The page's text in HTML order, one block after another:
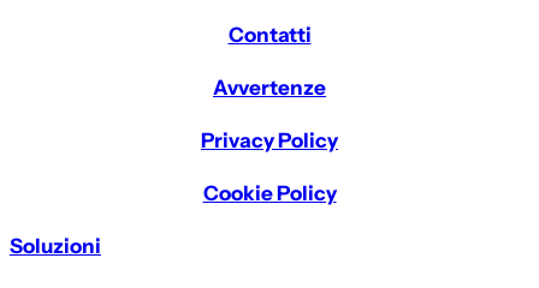
Contatti
Avvertenze
Privacy Policy
Cookie Policy
Soluzioni